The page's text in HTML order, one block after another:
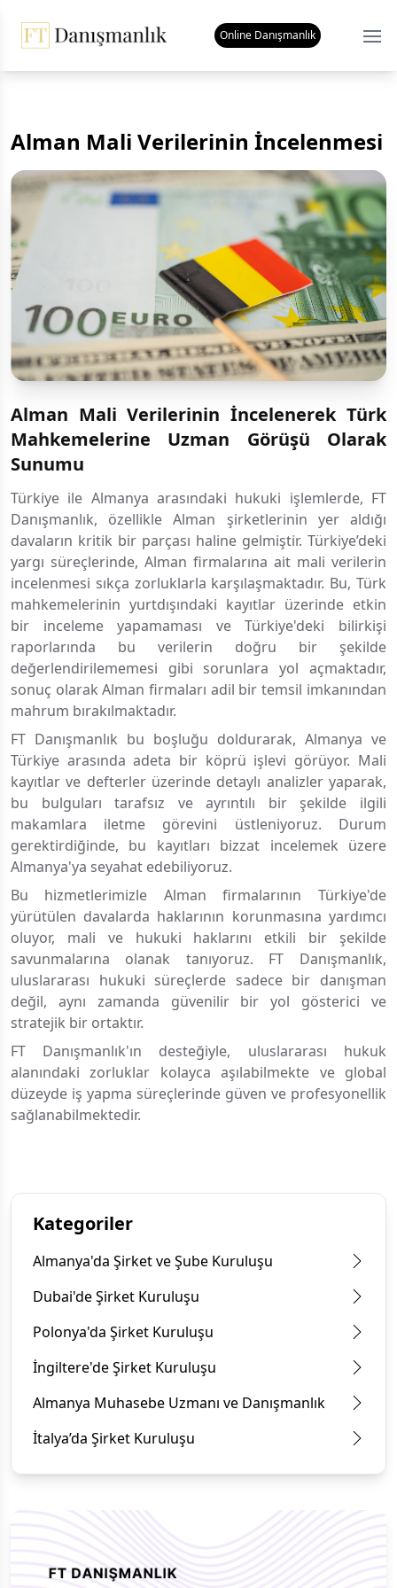
Online Danışmanlık
Alman Mali Verilerinin İncelenmesi
Alman Mali Verilerinin İncelenerek Türk
Mahkemelerine Uzman Görüşü Olarak
Sunumu
Türkiye ile Almanya arasındaki hukuki işlemlerde, FT
Danışmanlık, özellikle Alman şirketlerinin yer aldığı
davaların kritik bir parçası haline gelmiştir. Türkiye’deki
yargı süreçlerinde, Alman firmalarına ait mali verilerin
incelenmesi sıkça zorluklarla karşılaşmaktadır. Bu, Türk
mahkemelerinin yurtdışındaki kayıtlar üzerinde etkin
bir inceleme yapamaması ve Türkiye'deki bilirkişi
raporlarında bu verilerin doğru bir şekilde
değerlendirilememesi gibi sorunlara yol açmaktadır,
sonuç olarak Alman firmaları adil bir temsil imkanından
mahrum bırakılmaktadır.
FT Danışmanlık bu boşluğu doldurarak, Almanya ve
Türkiye arasında adeta bir köprü işlevi görüyor. Mali
kayıtlar ve defterler üzerinde detaylı analizler yaparak,
bu bulguları tarafsız ve ayrıntılı bir şekilde ilgili
makamlara iletme görevini üstleniyoruz. Durum
gerektirdiğinde, bu kayıtları bizzat incelemek üzere
Almanya'ya seyahat edebiliyoruz.
Bu hizmetlerimizle Alman firmalarının Türkiye'de
yürütülen davalarda haklarının korunmasına yardımcı
oluyor, mali ve hukuki haklarını etkili bir şekilde
savunmalarına olanak tanıyoruz. FT Danışmanlık,
uluslararası hukuki süreçlerde sadece bir danışman
değil, aynı zamanda güvenilir bir yol gösterici ve
stratejik bir ortaktır.
FT Danışmanlık'ın desteğiyle, uluslararası hukuk
alanındaki zorluklar kolayca aşılabilmekte ve global
düzeyde iş yapma süreçlerinde güven ve profesyonellik
sağlanabilmektedir.
Kategoriler
Almanya'da Şirket ve Şube Kuruluşu
Dubai'de Şirket Kuruluşu
Polonya'da Şirket Kuruluşu
İngiltere'de Şirket Kuruluşu
Almanya Muhasebe Uzmanı ve Danışmanlık
İtalya’da Şirket Kuruluşu